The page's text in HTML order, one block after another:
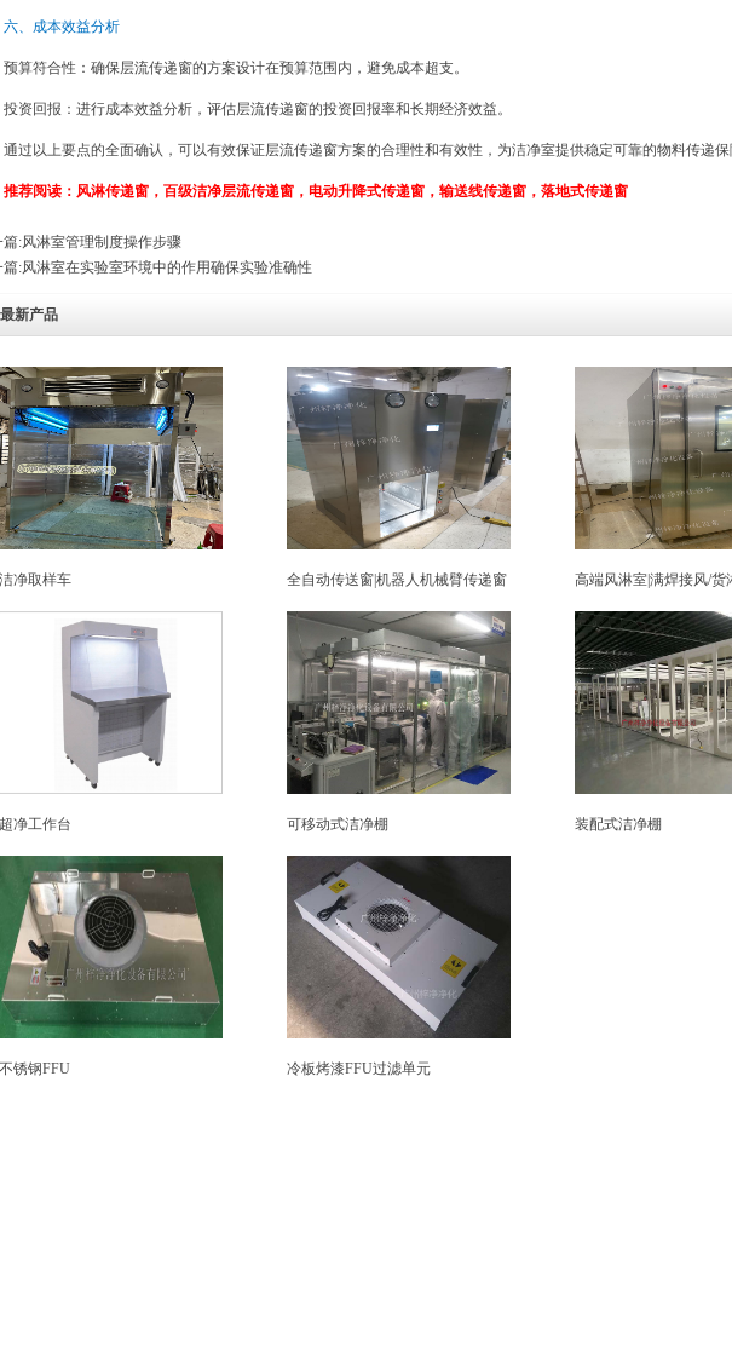
六、成本效益分析
预算符合性：确保层流传递窗的方案设计在预算范围内，避免成本超支。
投资回报：进行成本效益分析，评估层流传递窗的投资回报率和长期经济效益。
通过以上要点的全面确认，可以有效保证层流传递窗方案的合理性和有效性，为洁净室提供稳定可靠的物料传递保
推荐阅读： 风淋传递窗 ， 百级洁净层流传递窗 ， 电动升降式传递窗 ， 输送线传递窗 ，落地式传递窗
篇:风淋室管理制度操作步骤
篇:风淋室在实验室环境中的作用确保实验准确性
最新产品
洁净取样车 全自动传送窗|机器人机械臂传递窗 高端风淋室|满焊接风/货
超净工作台 可移动式洁净棚 装配式洁净棚
不锈钢FFU 冷板烤漆FFU过滤单元